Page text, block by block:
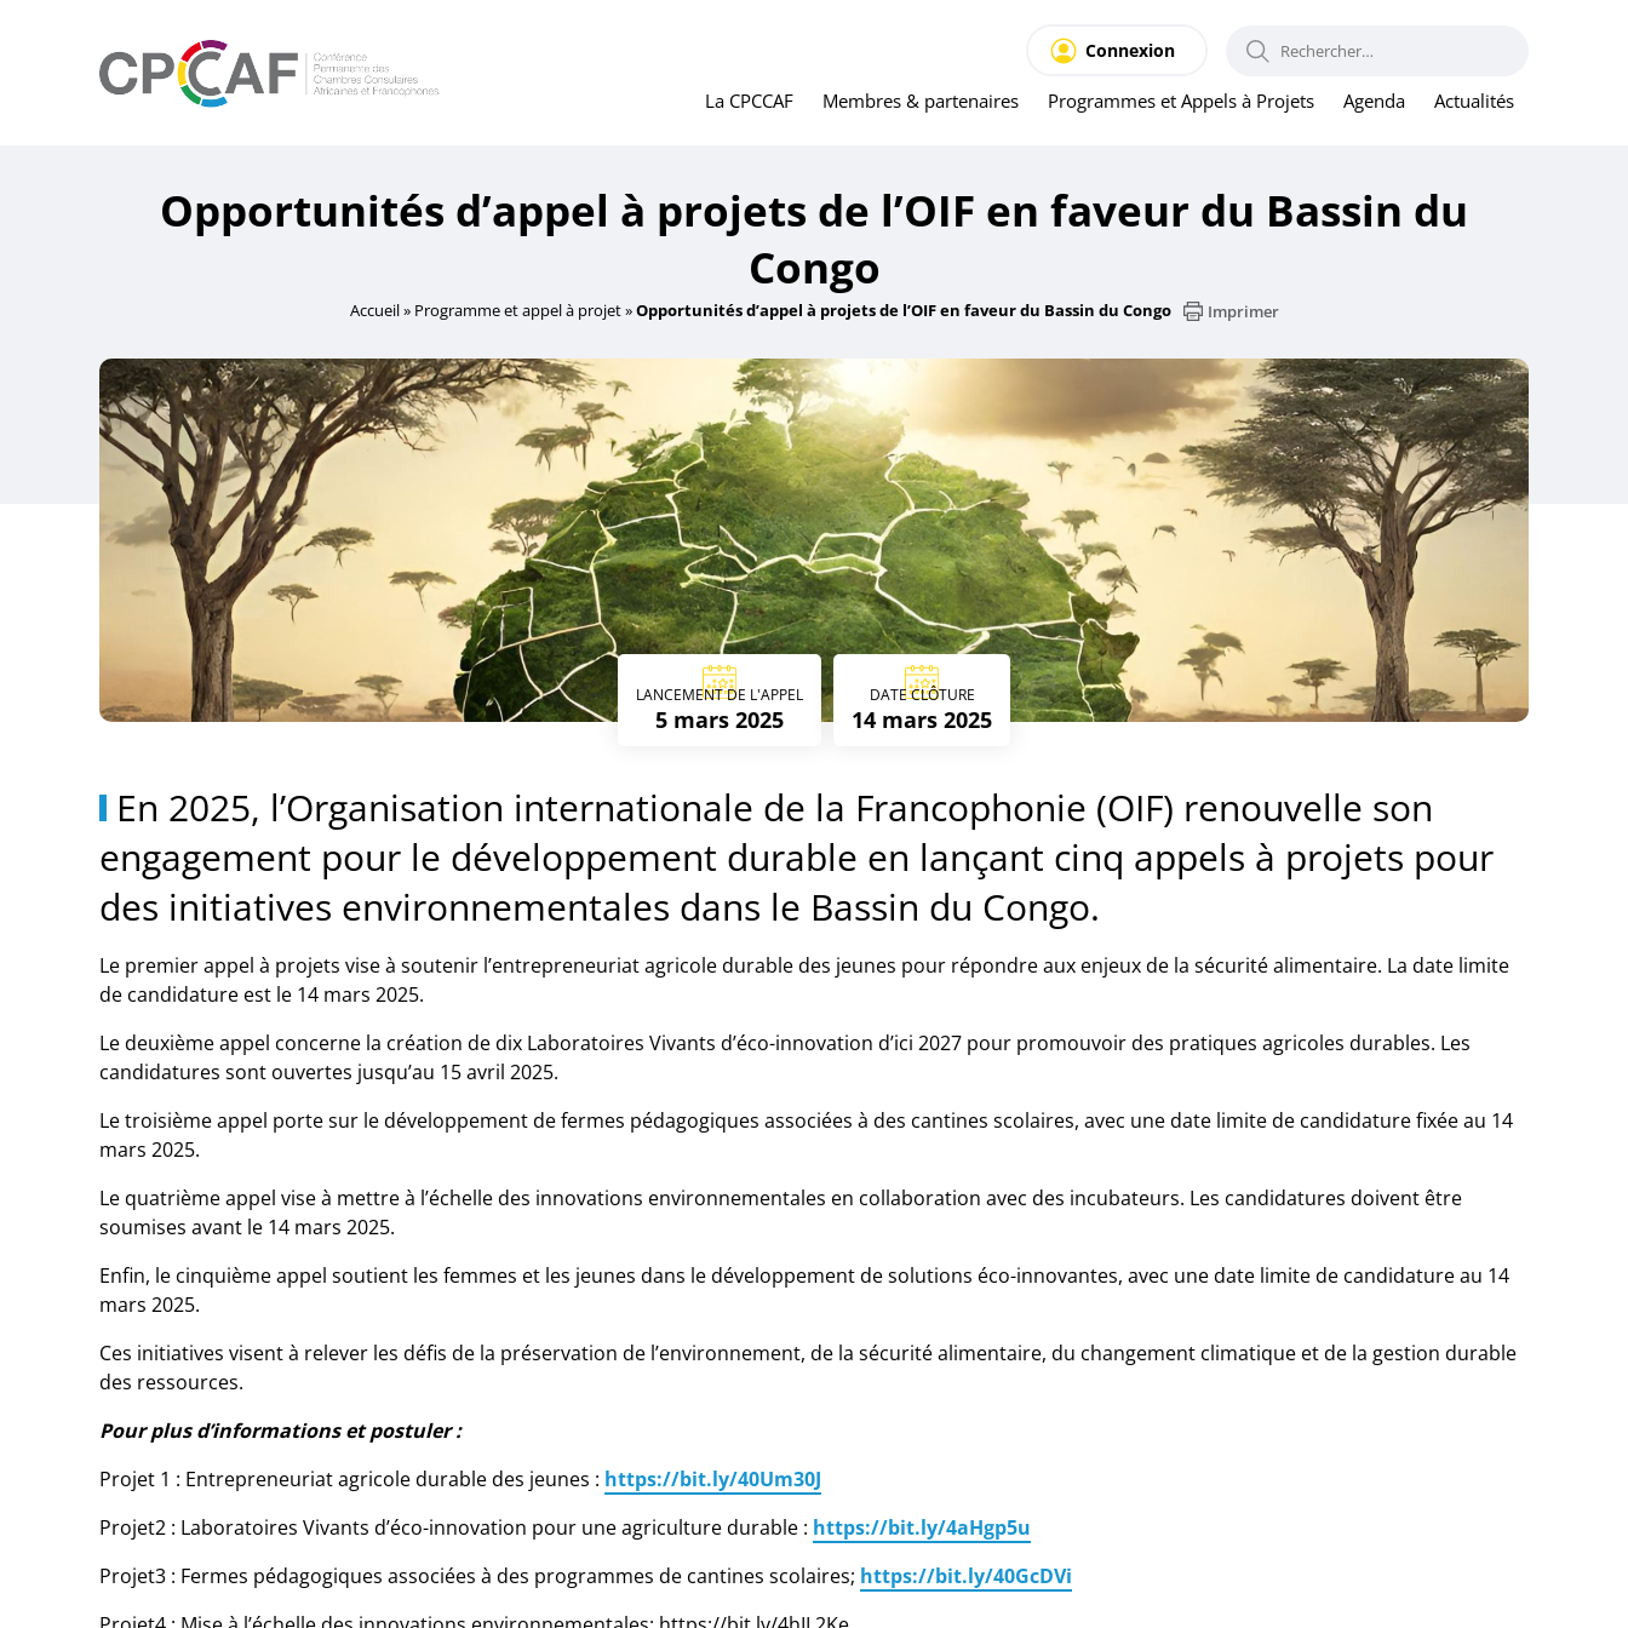
La CPCCAF Membres & partenaires Programmes et Appels à Projets Agenda Actualités
Connexion RECHERCHER :
Opportunités d’appel à projets de l’OIF en faveur du Bassin du
Congo
Accueil» Programme et appel à projet»Opportunités d’appel à projets de l’OIF en faveur du Bassin du Congo Imprimer
LANCEMENT DE L'APPEL
5 mars 2025
DATE CLÔTURE
14 mars 2025
En 2025, l’Organisation internationale de la Francophonie (OIF) renouvelle son
engagement pour le développement durable en lançant cinq appels à projets pour
des initiatives environnementales dans le Bassin du Congo.
Le premier appel à projets vise à soutenir l’entrepreneuriat agricole durable des jeunes pour répondre aux enjeux de la sécurité alimentaire. La date limite
de candidature est le 14 mars 2025.
Le deuxième appel concerne la création de dix Laboratoires Vivants d’éco-innovation d’ici 2027 pour promouvoir des pratiques agricoles durables. Les
candidatures sont ouvertes jusqu’au 15 avril 2025.
Le troisième appel porte sur le développement de fermes pédagogiques associées à des cantines scolaires, avec une date limite de candidature fixée au 14
mars 2025.
Le quatrième appel vise à mettre à l’échelle des innovations environnementales en collaboration avec des incubateurs. Les candidatures doivent être
soumises avant le 14 mars 2025.
Enfin, le cinquième appel soutient les femmes et les jeunes dans le développement de solutions éco-innovantes, avec une date limite de candidature au 14
mars 2025.
Ces initiatives visent à relever les défis de la préservation de l’environnement, de la sécurité alimentaire, du changement climatique et de la gestion durable
des ressources.
Pour plus d’informations et postuler :
Projet 1 : Entrepreneuriat agricole durable des jeunes : https://bit.ly/40Um30J
Projet2 : Laboratoires Vivants d’éco-innovation pour une agriculture durable : https://bit.ly/4aHgp5u
Projet3 : Fermes pédagogiques associées à des programmes de cantines scolaires; https://bit.ly/40GcDVi